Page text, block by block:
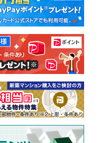
中古一戸建て
土地